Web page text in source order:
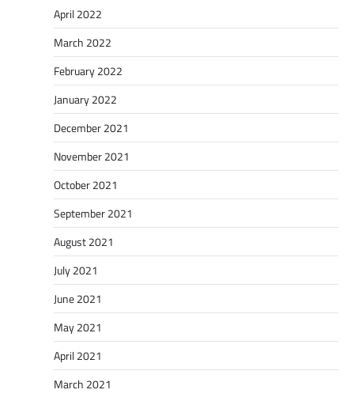
April 2022
March 2022
February 2022
January 2022
December 2021
November 2021
October 2021
September 2021
August 2021
July 2021
June 2021
May 2021
April 2021
March 2021